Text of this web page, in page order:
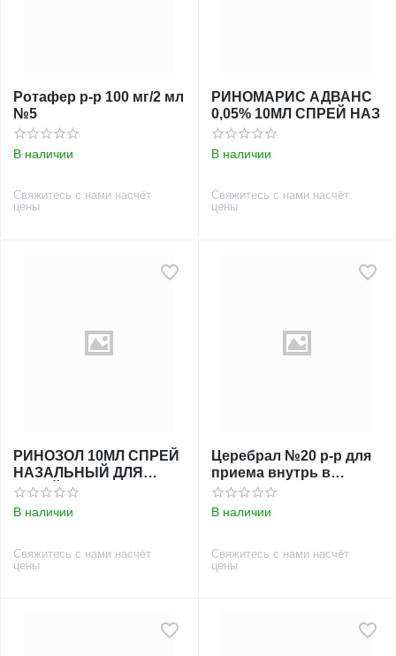
Ротафер р-р 100 мг/2 мл
№5
В наличии
Свяжитесь с нами насчёт
цены
РИНОМАРИС АДВАНС
0,05% 10МЛ СПРЕЙ НАЗ
В наличии
Свяжитесь с нами насчёт
цены
РИНОЗОЛ 10МЛ СПРЕЙ
НАЗАЛЬНЫЙ ДЛЯ
ДЕТЕЙ ЛЕКОС
В наличии
Свяжитесь с нами насчёт
цены
Церебрал №20 р-р для
приема внутрь в
ампулах
В наличии
Свяжитесь с нами насчёт
цены